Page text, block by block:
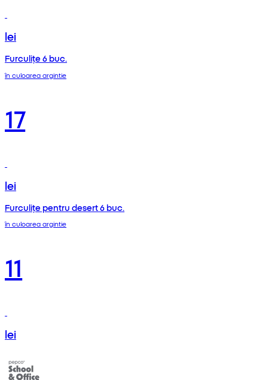
lei
Furculițe 6 buc.
în culoarea argintie
17
lei
Furculițe pentru desert 6 buc.
în culoarea argintie
11
lei